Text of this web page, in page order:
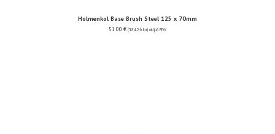
Holmenkol Base Brush Steel 125 x 70mm
51.00 € (384.26 kn) uključ. PDV